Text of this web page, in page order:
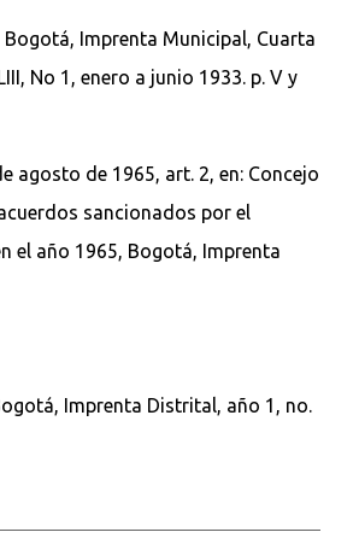
Imprenta Municipal, Cuarta
No 1, enero a junio 1933. p. V y
agosto de 1965, art. 2, en: Concejo
sancionados por el
el año 1965, Bogotá, Imprenta
Imprenta Distrital, año 1, no.